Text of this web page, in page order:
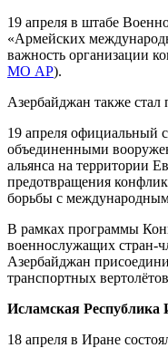
19 апреля в штабе
«Армейских
важность организации
МО АР).
Азербайджан также стал
19 апреля официальный
объединенными
альянса на территории
предотвращения
борьбы с
В рамках программы
военнослужащих стран-
Азербайджан
транспортных
Исламская Республика
18 апреля в Иране